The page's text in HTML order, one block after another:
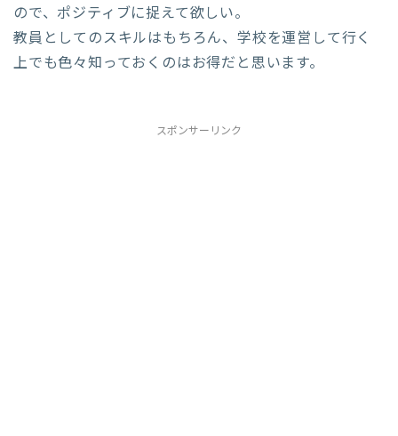
ので、ポジティブに捉えて欲しい。
教員としてのスキルはもちろん、学校を運営して行く
上でも色々知っておくのはお得だと思います。
スポンサーリンク